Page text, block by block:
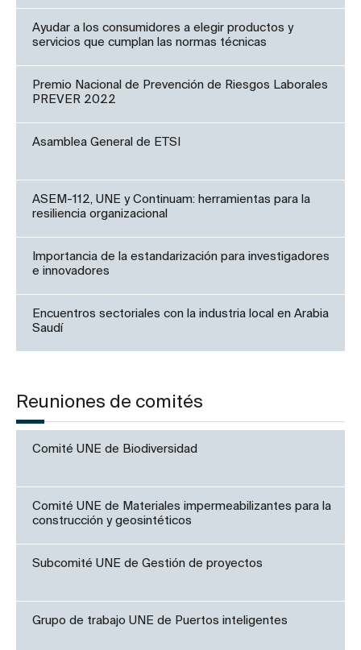
Ayudar a los consumidores a elegir productos y
servicios que cumplan las normas técnicas
Premio Nacional de Prevención de Riesgos Laborales
PREVER 2022
Asamblea General de ETSI
ASEM-112, UNE y Continuam: herramientas para la
resiliencia organizacional
Importancia de la estandarización para investigadores
e innovadores
Encuentros sectoriales con la industria local en Arabia
Saudí
Reuniones de comités
Comité UNE de Biodiversidad
Comité UNE de Materiales impermeabilizantes para la
construcción y geosintéticos
Subcomité UNE de Gestión de proyectos
Grupo de trabajo UNE de Puertos inteligentes